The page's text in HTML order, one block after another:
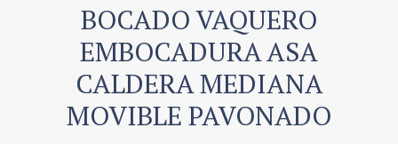
BOCADO VAQUERO
EMBOCADURA ASA
CALDERA MEDIANA
MOVIBLE PAVONADO